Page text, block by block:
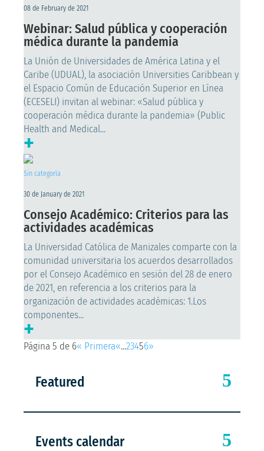
08 de February de 2021
Webinar: Salud pública y cooperación
médica durante la pandemia
La Unión de Universidades de América Latina y el
Caribe (UDUAL), la asociación Universities Caribbean y
el Espacio Común de Educación Superior en Línea
(ECESELI) invitan al webinar: «Salud pública y
cooperación médica durante la pandemia» (Public
Health and Medical...
+
Sin categoría
30 de January de 2021
Consejo Académico: Criterios para las
actividades académicas
La Universidad Católica de Manizales comparte con la
comunidad universitaria los acuerdos desarrollados
por el Consejo Académico en sesión del 28 de enero
de 2021, en referencia a los criterios para la
organización de actividades académicas: 1.Los
componentes...
+
Página 5 de 6« Primera«...23456»
Featured
Events calendar